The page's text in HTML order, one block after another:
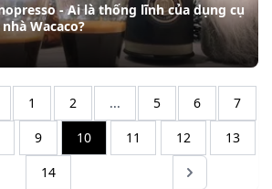
- Ai là thống lĩnh của dụng cụ
Wacaco?
1 2 ... 5 6
7
9 10 11 12
13
14